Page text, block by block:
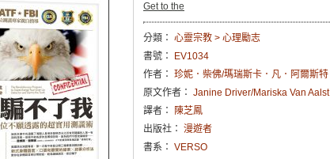
Get to the
分類： 心靈宗教 > 心理勵志
書號：
EV1034
作者： 珍妮．柴佛/瑪瑞斯卡．凡．阿爾斯特
原文作者： Janine Driver/Mariska Van Aalst
譯者：
陳芝鳳
出版社： 漫遊者
書系： VERSO